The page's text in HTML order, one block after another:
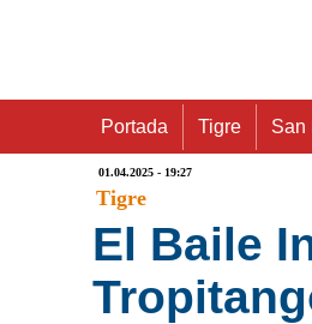
Portada Tigre San
01.04.2025 - 19:27
Tigre
El Baile